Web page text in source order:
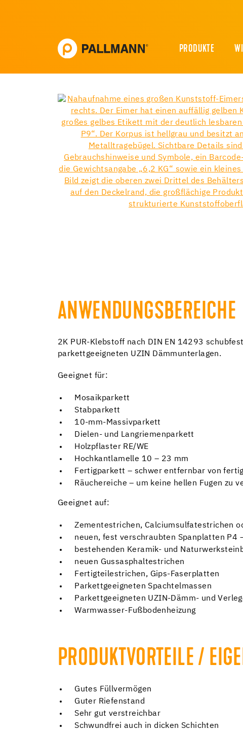
PRODUKTE
ANWENDUNGSBEREICHE
2K PUR-Klebstoff nach DIN EN 14293
parkettgeeigneten UZIN Dämmunterlagen.
Geeignet für:
Mosaikparkett
Stabparkett
10-mm-Massivparkett
Dielen- und Langriemenparkett
Holzpflaster RE/WE
Hochkantlamelle 10 – 23 mm
Fertigparkett – schwer entfernbar von
Räuchereiche – um keine hellen Fugen zu
Geeignet auf:
Zementestrichen, Calciumsulfatestrichen
neuen, fest verschraubten Spanplatten P4
bestehenden Keramik- und
neuen Gussasphaltestrichen
Fertigteilestrichen, Gips-Faserplatten
Parkettgeeigneten Spachtelmassen
Parkettgeeigneten UZIN-Dämm- und
Warmwasser-Fußbodenheizung
PRODUKTVORTEILE /
Gutes Füllvermögen
Guter Riefenstand
Sehr gut verstreichbar
Schwundfrei auch in dicken Schichten